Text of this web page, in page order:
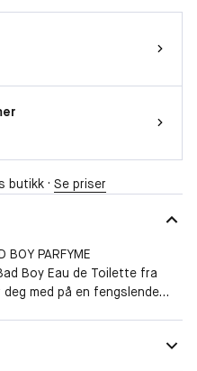
butikk · Se priser
BOY PARFYME
Boy Eau de Toilette fra
med på en fengslende
mesterverket er designet
som markerer seg